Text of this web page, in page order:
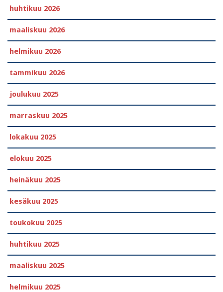
huhtikuu 2026
maaliskuu 2026
helmikuu 2026
tammikuu 2026
joulukuu 2025
marraskuu 2025
lokakuu 2025
elokuu 2025
heinäkuu 2025
kesäkuu 2025
toukokuu 2025
huhtikuu 2025
maaliskuu 2025
helmikuu 2025